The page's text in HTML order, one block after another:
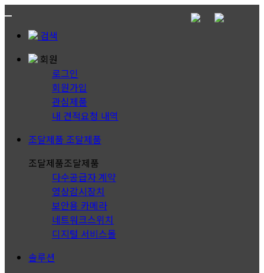
검색
회원
로그인
회원가입
관심제품
내 견적요청 내역
조달제품 조달제품
조달제품조달제품
다수공급자 계약
영상감시장치
보안용 카메라
네트워크스위치
디지털 서비스몰
솔루션